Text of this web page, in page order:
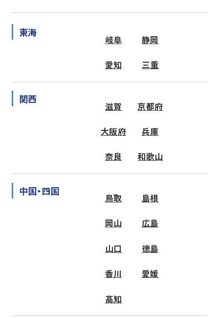
東海
岐阜 静岡
愛知 三重
関西
滋賀 京都府
大阪府 兵庫
奈良 和歌山
中国・四国
鳥取 島根
岡山 広島
山口 徳島
香川 愛媛
高知